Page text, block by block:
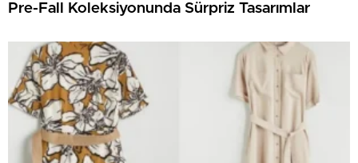
Pre-Fall Koleksiyonunda Sürpriz Tasarımlar